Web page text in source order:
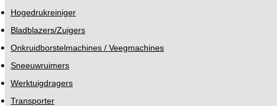
Hogedrukreiniger
Bladblazers/Zuigers
Onkruidborstelmachines / Veegmachines
Sneeuwruimers
Werktuigdragers
Transporter